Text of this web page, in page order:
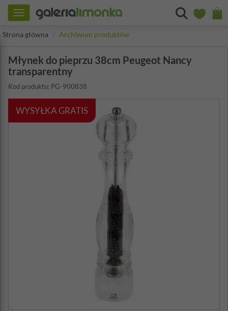
Toggle
navigation
Strona główna
Archiwum produktów
Młynek do pieprzu 38cm Peugeot Nancy
transparentny
Kod produktu: PG-900838
WYSYŁKA GRATIS